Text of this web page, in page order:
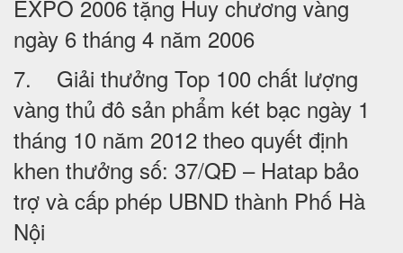
EXPO 2006 tặng Huy chương vàng
ngày 6 tháng 4 năm 2006
7. Giải thưởng Top 100 chất lượng
vàng thủ đô sản phẩm két bạc ngày 1
tháng 10 năm 2012 theo quyết định
khen thưởng số: 37/QĐ – Hatap bảo
trợ và cấp phép UBND thành Phố Hà
Nội